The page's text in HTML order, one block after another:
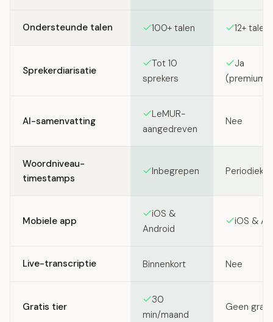
Ondersteunde talen 100+ talen 12+ talen
Sprekerdiarisatie
Tot 10
sprekers
Ja
AI-samenvatting
LeMUR-
aangedreven
Nee
Woordniveau-
timestamps
Inbegrepen
Mobiele app
iOS &
Android
iOS &
Live-transcriptie Binnenkort Nee
Gratis tier
30
min/maand
Geen